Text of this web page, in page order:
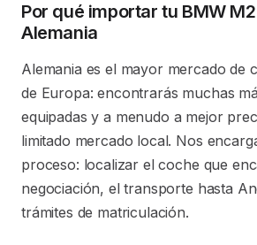
Por qué importar tu BMW
Alemania
Alemania es el mayor mercado de
de Europa: encontrarás muchas
equipadas y a menudo a mejor
limitado mercado local. Nos
proceso: localizar el coche que
negociación, el transporte hasta
trámites de matriculación.